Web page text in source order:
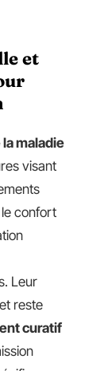
et
maladie
visant
confort
Leur
reste
curatif